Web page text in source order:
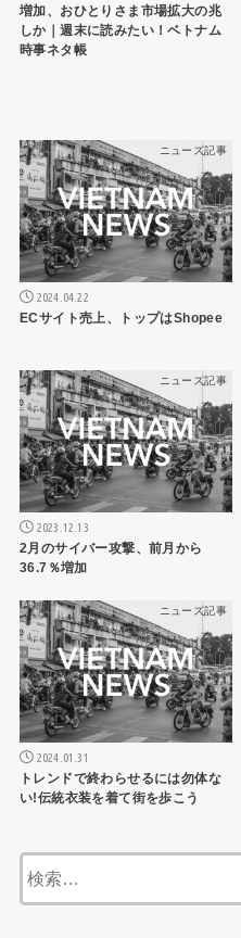
増加、おひとりさま市場拡大の兆
しか｜週末に読みたい！ベトナム
時事ネタ帳
ニュース記事
2024.04.22
ECサイト売上、トップはShopee
ニュース記事
2023.12.13
2月のサイバー攻撃、前月から
36.7％増加
ニュース記事
2024.01.31
トレンドで終わらせるには勿体な
い!伝統衣装を着て街を歩こう